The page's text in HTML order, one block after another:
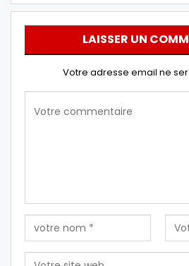
LAISSER UN
Votre adresse email ne